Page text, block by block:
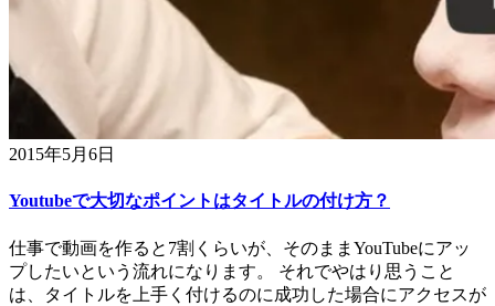
2015年5月6日
Youtubeで大切なポイントはタイトルの付け方？
仕事で動画を作ると7割くらいが、そのままYouTubeにアッ
プしたいという流れになります。 それでやはり思うこと
は、タイトルを上手く付けるのに成功した場合にアクセスが